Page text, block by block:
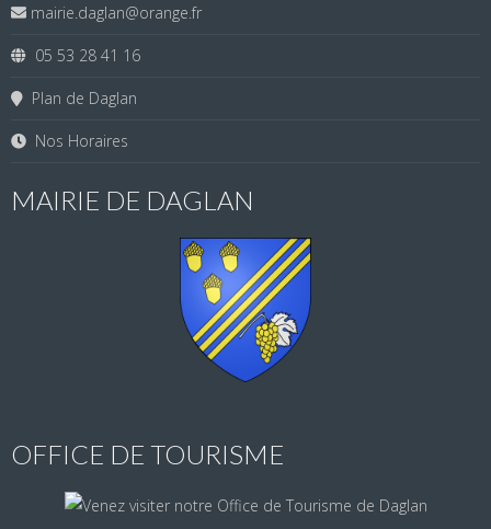
mairie.daglan@orange.fr
05 53 28 41 16
Plan de Daglan
Nos Horaires
MAIRIE DE DAGLAN
OFFICE DE TOURISME